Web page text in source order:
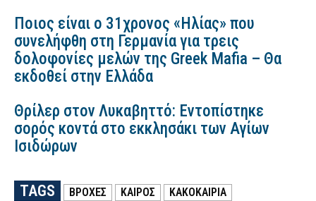
Ποιος είναι ο 31χρονος «Ηλίας» που
συνελήφθη στη Γερμανία για τρεις
δολοφονίες μελών της Greek Mafia – Θα
εκδοθεί στην Ελλάδα
Θρίλερ στον Λυκαβηττό: Εντοπίστηκε
σορός κοντά στο εκκλησάκι των Αγίων
Ισιδώρων
TAGS ΒΡΟΧΕΣ ΚΑΙΡΟΣ
ΚΑΚΟΚΑΙΡΙΑ